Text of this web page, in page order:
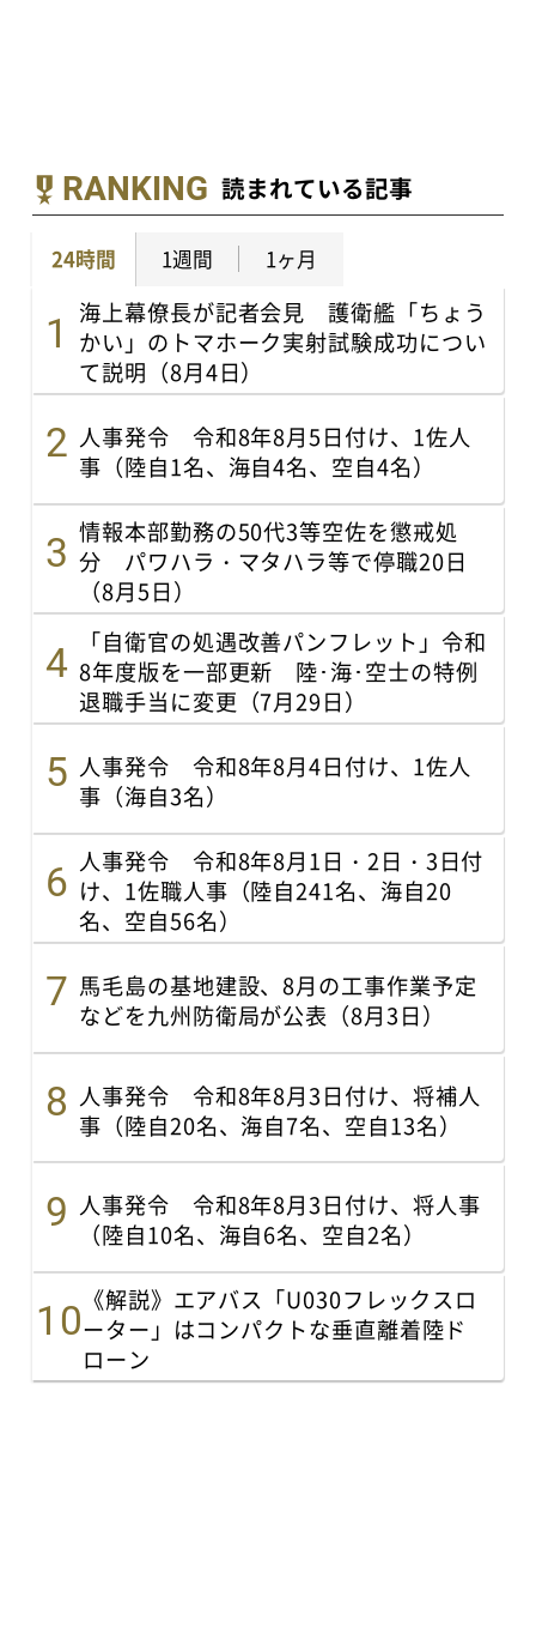
RANKING 読まれている記事
24時間 1週間 1ヶ月
海上幕僚長が記者会見 護衛艦「ちょう
かい」のトマホーク実射試験成功につい
て説明（8月4日）
人事発令 令和8年8月5日付け、1佐人
事（陸自1名、海自4名、空自4名）
情報本部勤務の50代3等空佐を懲戒処
分 パワハラ・マタハラ等で停職20日
（8月5日）
「自衛官の処遇改善パンフレット」令和
8年度版を一部更新 陸･海･空士の特例
退職手当に変更（7月29日）
人事発令 令和8年8月4日付け、1佐人
事（海自3名）
人事発令 令和8年8月1日・2日・3日付
け、1佐職人事（陸自241名、海自20
名、空自56名）
馬毛島の基地建設、8月の工事作業予定
などを九州防衛局が公表（8月3日）
人事発令 令和8年8月3日付け、将補人
事（陸自20名、海自7名、空自13名）
人事発令 令和8年8月3日付け、将人事
（陸自10名、海自6名、空自2名）
《解説》エアバス「U030フレックスロ
ーター」はコンパクトな垂直離着陸ド
ローン